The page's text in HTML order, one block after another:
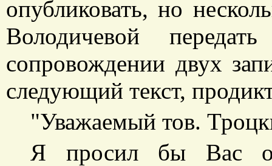
опубликовать, но
Володичевой
сопровождении двух
следующий текст,
"Уважаемый тов.
Я просил бы Вас